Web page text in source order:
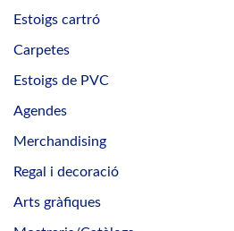
Estoigs cartró
Carpetes
Estoigs de PVC
Agendes
Merchandising
Regal i decoració
Arts gràfiques